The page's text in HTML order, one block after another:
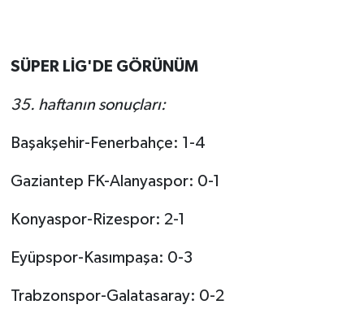
SÜPER LİG'DE GÖRÜNÜM
35. haftanın sonuçları:
Başakşehir-Fenerbahçe: 1-4
Gaziantep FK-Alanyaspor: 0-1
Konyaspor-Rizespor: 2-1
Eyüpspor-Kasımpaşa: 0-3
Trabzonspor-Galatasaray: 0-2